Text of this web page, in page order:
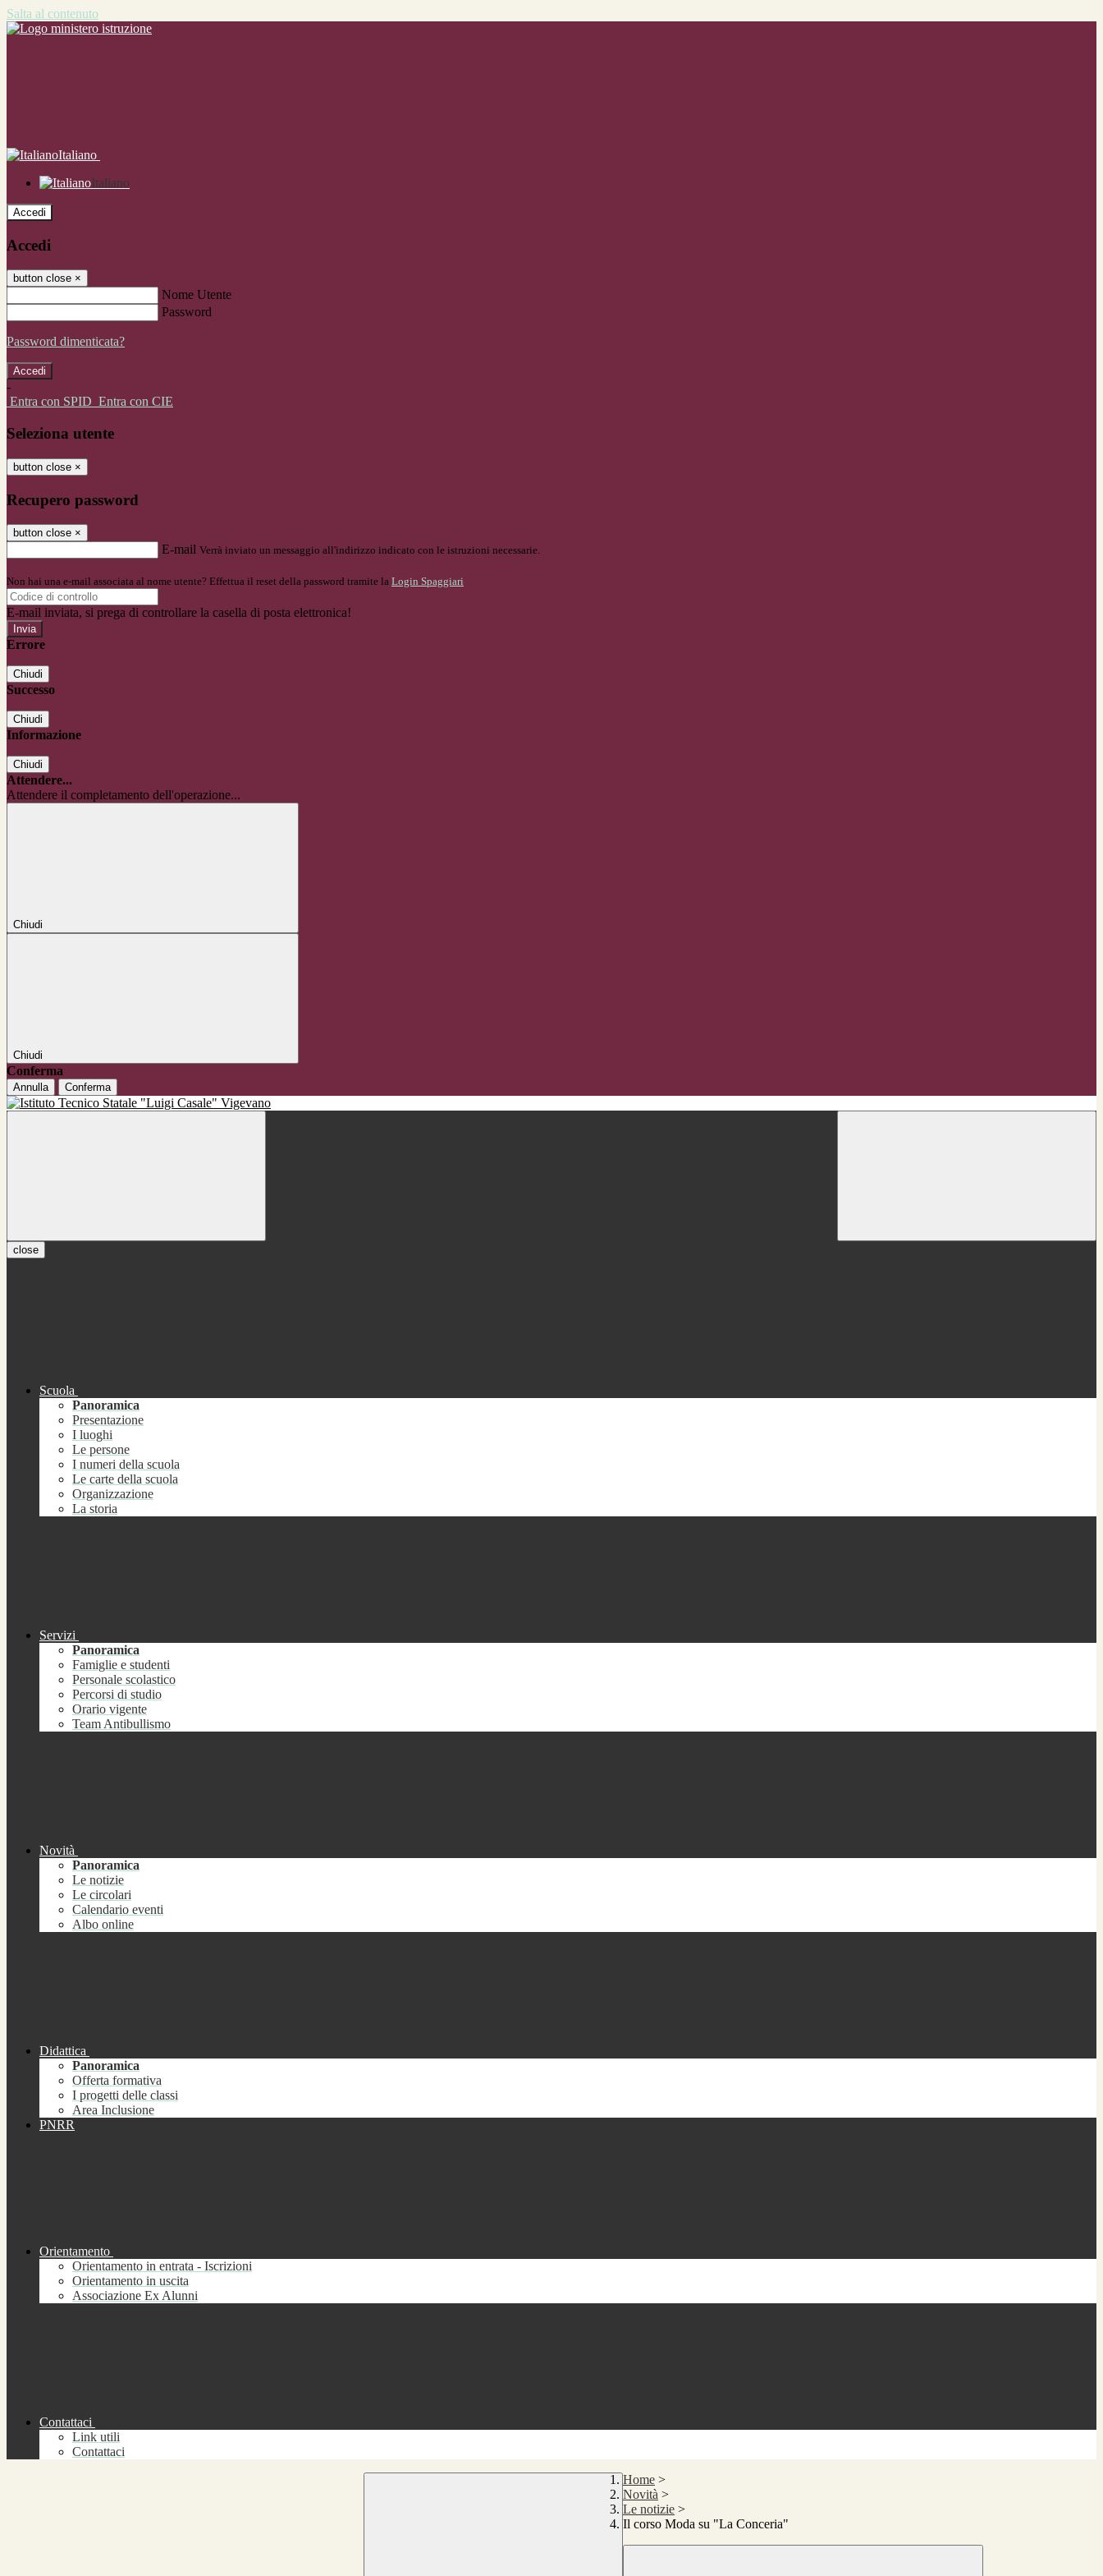
Salta al contenuto
Italiano
Italiano
Accedi
Accedi
button close ×
Nome Utente
Password
Password dimenticata?
-
Entra con SPID Entra con CIE
Seleziona utente
button close ×
Recupero password
button close ×
E-mail Verrà inviato un messaggio all'indirizzo indicato con le istruzioni necessarie.
Non hai una e-mail associata al nome utente? Effettua il reset della password tramite la Login Spaggiari
E-mail inviata, si prega di controllare la casella di posta elettronica!
Errore
Chiudi
Successo
Chiudi
Informazione
Chiudi
Attendere...
Attendere il completamento dell'operazione...
Chiudi
Chiudi
Conferma
Annulla Conferma
close
Scuola
Panoramica
Presentazione
I luoghi
Le persone
I numeri della scuola
Le carte della scuola
Organizzazione
La storia
Servizi
Panoramica
Famiglie e studenti
Personale scolastico
Percorsi di studio
Orario vigente
Team Antibullismo
Novità
Panoramica
Le notizie
Le circolari
Calendario eventi
Albo online
Didattica
Panoramica
Offerta formativa
I progetti delle classi
Area Inclusione
PNRR
Orientamento
Orientamento in entrata - Iscrizioni
Orientamento in uscita
Associazione Ex Alunni
Contattaci
Link utili
Contattaci
Home >
Novità >
Le notizie >
Il corso Moda su "La Conceria"